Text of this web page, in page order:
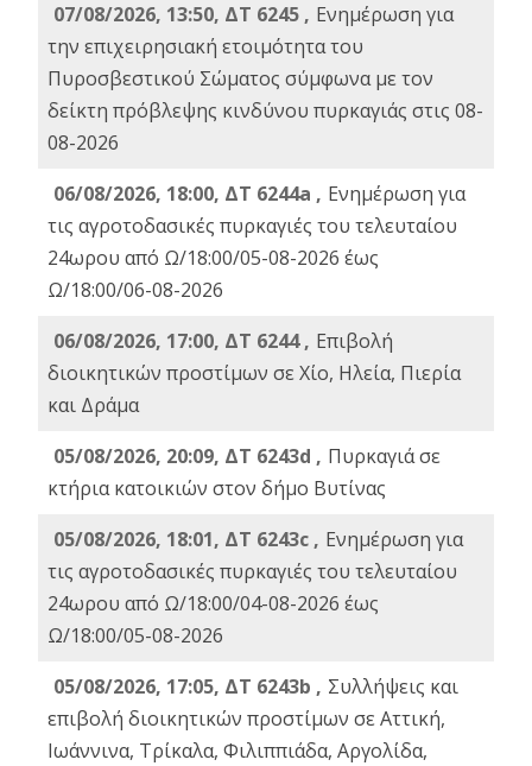
07/08/2026, 13:50, ΔΤ 6245 , Ενημέρωση για
την επιχειρησιακή ετοιμότητα του
Πυροσβεστικού Σώματος σύμφωνα με τον
δείκτη πρόβλεψης κινδύνου πυρκαγιάς στις 08-
08-2026
06/08/2026, 18:00, ΔΤ 6244a , Ενημέρωση για
τις αγροτοδασικές πυρκαγιές του τελευταίου
24ωρου από Ω/18:00/05-08-2026 έως
Ω/18:00/06-08-2026
06/08/2026, 17:00, ΔΤ 6244 , Επιβολή
διοικητικών προστίμων σε Χίο, Ηλεία, Πιερία
και Δράμα
05/08/2026, 20:09, ΔΤ 6243d , Πυρκαγιά σε
κτήρια κατοικιών στον δήμο Βυτίνας
05/08/2026, 18:01, ΔΤ 6243c , Ενημέρωση για
τις αγροτοδασικές πυρκαγιές του τελευταίου
24ωρου από Ω/18:00/04-08-2026 έως
Ω/18:00/05-08-2026
05/08/2026, 17:05, ΔΤ 6243b , Συλλήψεις και
επιβολή διοικητικών προστίμων σε Αττική,
Ιωάννινα, Τρίκαλα, Φιλιππιάδα, Αργολίδα,